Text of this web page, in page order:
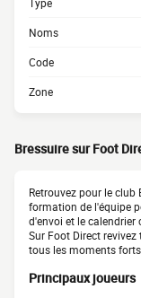
Noms
Code
Zone
Bressuire sur Foot
Retrouvez pour le club
formation de l'équipe
d'envoi et le
Sur Foot Direct
tous les moments
Principaux joueurs